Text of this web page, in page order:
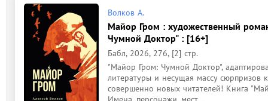
Волков А.
Майор Гром : художественный
Чумной Доктор" : [16+]
Бабл, 2026, 276, [2] стр.
"Майор Гром: Чумной Доктор",
литературы и несущая массу сюрпризов
совершенно новых читателей! Книга